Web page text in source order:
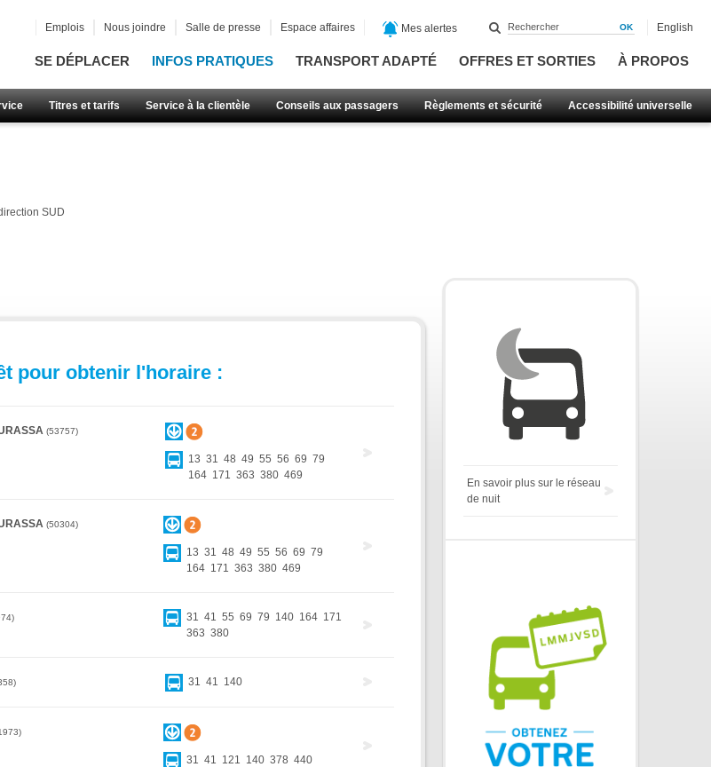
SE DÉPLACER INFOS PRATIQUES TRANSPORT ADAPTÉ OFFRES ET SORTIES À PROPOS
Titres et tarifs Service à la clientèle Conseils aux passagers Règlements et sécurité Accessibilité universelle
Emplois Nous joindre Salle de presse Espace affaires Mes alertes English
SUD
pour obtenir l'horaire :
53757
13 31 48 49 55 56 69 79
164 171 363 380 469
50304
13 31 48 49 55 56 69 79
164 171 363 380 469
31 41 55 69 79 140 164 171
363 380
31 41 140
31 41 121 140 378 440
En savoir plus sur le réseau
de nuit